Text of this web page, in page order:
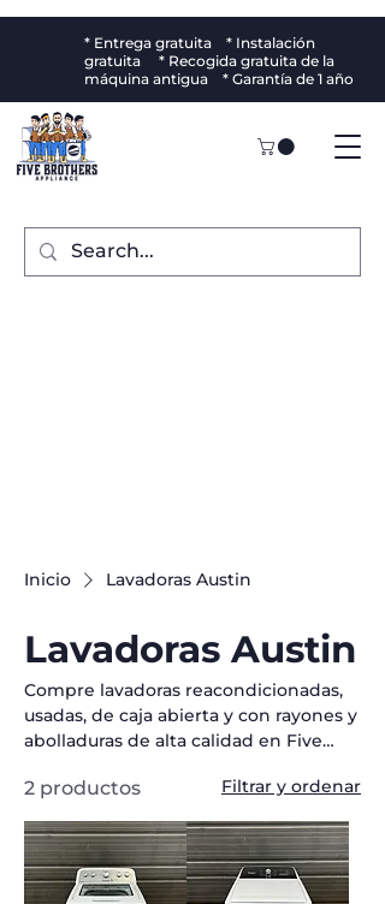
* Entrega gratuita * Instalación
gratuita * Recogida gratuita de la
máquina antigua * Garantía de 1 año
Inicio Lavadoras Austin
Lavadoras Austin
Compre lavadoras reacondicionadas,
usadas, de caja abierta y con rayones y
abolladuras de alta calidad en Five
Nuestra colección incluye modelos de
carga superior, carga frontal y de alta
eficiencia de marcas confiables, todos
a precios inmejorables. Cada lavadora
se somete a rigurosas pruebas para
2 productos Filtrar y ordenar